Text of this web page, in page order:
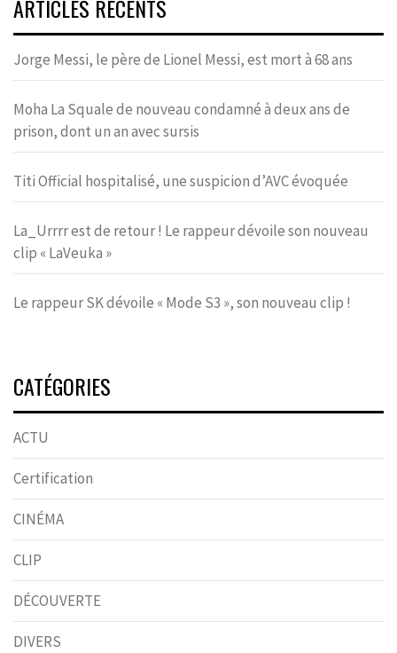
ARTICLES RÉCENTS
Jorge Messi, le père de Lionel Messi, est mort à 68 ans
Moha La Squale de nouveau condamné à deux ans de
prison, dont un an avec sursis
Titi Official hospitalisé, une suspicion d’AVC évoquée
La_Urrrr est de retour ! Le rappeur dévoile son nouveau
clip « LaVeuka »
Le rappeur SK dévoile « Mode S3 », son nouveau clip !
CATÉGORIES
ACTU
Certification
CINÉMA
CLIP
DÉCOUVERTE
DIVERS